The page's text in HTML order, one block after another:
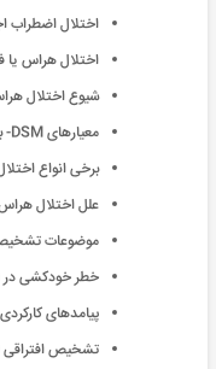
اختلال اضطراب
اختلال هراس یا
شیوع اختلال
معیارهای DSM- برای اختلال هراس خاص
برخی انواع
علل اختلال
موضوعات
خطر خودکشی
پیامدهای
تشخیص افتراقی